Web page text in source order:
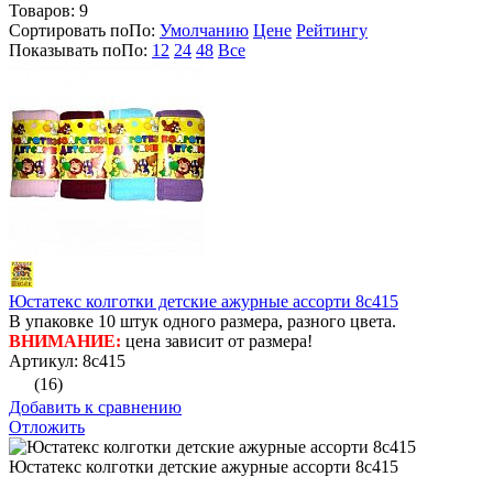
Товаров: 9
Сортировать поПо: Умолчанию Цене Рейтингу
Показывать поПо: 12 24 48 Все
Юстатекс колготки детские ажурные ассорти 8с415
В упаковке 10 штук одного размера, разного цвета.
ВНИМАНИЕ: цена зависит от размера!
Артикул: 8с415
(16)
Добавить к сравнению
Отложить
Юстатекс колготки детские ажурные ассорти 8с415